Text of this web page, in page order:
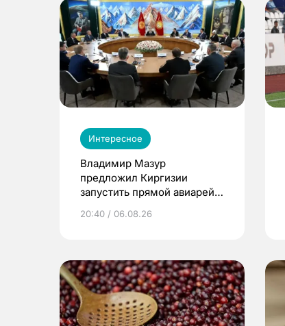
Интересное
Владимир Мазур
предложил Киргизии
запустить прямой авиарейс
20:40 / 06.08.26